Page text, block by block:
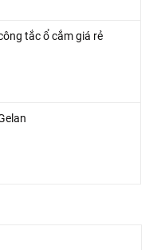
tắc ổ cắm giá rẻ